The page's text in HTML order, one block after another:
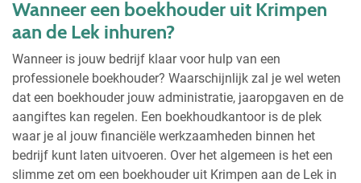
Wanneer een boekhouder uit Krimpen
aan de Lek inhuren?
Wanneer is jouw bedrijf klaar voor hulp van een
professionele boekhouder? Waarschijnlijk zal je wel weten
dat een boekhouder jouw administratie, jaaropgaven en de
aangiftes kan regelen. Een boekhoudkantoor is de plek
waar je al jouw financiële werkzaamheden binnen het
bedrijf kunt laten uitvoeren. Over het algemeen is het een
slimme zet om een boekhouder uit Krimpen aan de Lek in